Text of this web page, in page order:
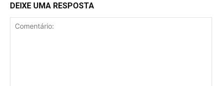
DEIXE UMA RESPOSTA